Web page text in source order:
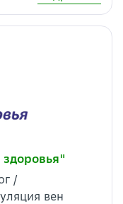
/
вен